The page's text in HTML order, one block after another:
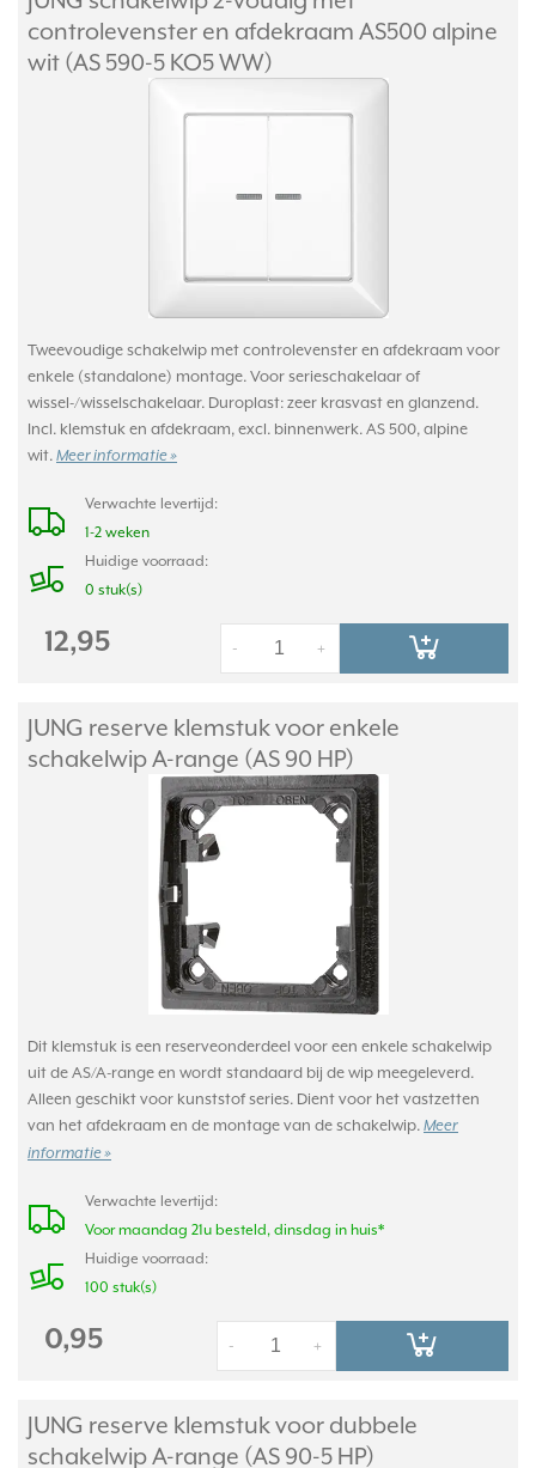
controlevenster en afdekraam AS500 alpine
wit (AS 590-5 KO5 WW)
Tweevoudige schakelwip met controlevenster en afdekraam voor
enkele (standalone) montage. Voor serieschakelaar of
wissel-/wisselschakelaar. Duroplast: zeer krasvast en glanzend.
Incl. klemstuk en afdekraam, excl. binnenwerk. AS 500, alpine
wit. Meer informatie »
Verwachte levertijd:
1-2 weken
Huidige voorraad:
0 stuk(s)
12,95 +
-
JUNG reserve klemstuk voor enkele
schakelwip A-range (AS 90 HP)
Dit klemstuk is een reserveonderdeel voor een enkele schakelwip
uit de AS/A-range en wordt standaard bij de wip meegeleverd.
Alleen geschikt voor kunststof series. Dient voor het vastzetten
van het afdekraam en de montage van de schakelwip. Meer
informatie »
Verwachte levertijd:
Voor maandag 21u besteld, dinsdag in huis*
Huidige voorraad:
100 stuk(s)
0,95 +
-
JUNG reserve klemstuk voor dubbele
schakelwip A-range (AS 90-5 HP)